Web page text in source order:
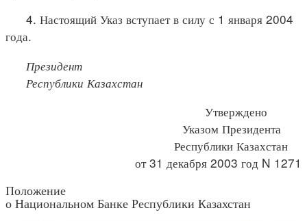
4. Настоящий Указ вступает в силу с 1 января 2004
года.
Президент
Республики Казахстан
Утверждено
Указом Президента
Республики Казахстан
от 31 декабря 2003 год N 1271
Положение
о Национальном Банке Республики Казахстан